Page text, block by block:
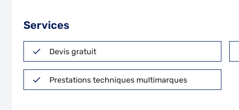
Services
Devis gratuit
Prestations techniques multimarques